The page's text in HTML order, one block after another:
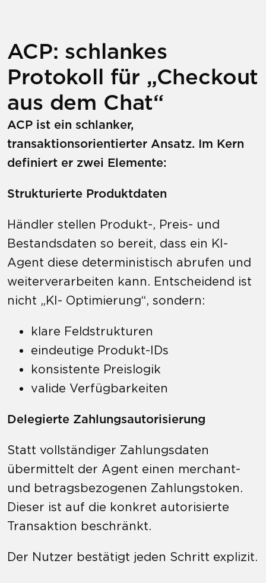
ACP: schlankes
Protokoll für „Checkout
aus dem Chat“
ACP ist ein schlanker,
transaktionsorientierter Ansatz. Im Kern
definiert er zwei Elemente:
Strukturierte Produktdaten
Händler stellen Produkt-, Preis- und
Bestandsdaten so bereit, dass ein KI-
Agent diese deterministisch abrufen und
weiterverarbeiten kann. Entscheidend ist
nicht „KI- Optimierung“, sondern:
klare Feldstrukturen
eindeutige Produkt-IDs
konsistente Preislogik
valide Verfügbarkeiten
Delegierte Zahlungsautorisierung
Statt vollständiger Zahlungsdaten
übermittelt der Agent einen merchant-
und betragsbezogenen Zahlungstoken.
Dieser ist auf die konkret autorisierte
Transaktion beschränkt.
Der Nutzer bestätigt jeden Schritt explizit.